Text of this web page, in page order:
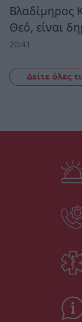
Βλαδίμηρος
Θεό, είναι
20:41
Δείτε όλες